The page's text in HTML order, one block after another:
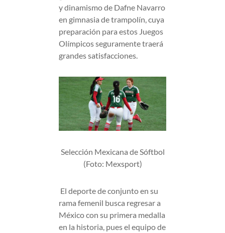
y dinamismo de Dafne Navarro
en gimnasia de trampolín, cuya
preparación para estos Juegos
Olímpicos seguramente traerá
grandes satisfacciones.
Selección Mexicana de Sóftbol
(Foto: Mexsport)
El deporte de conjunto en su
rama femenil busca regresar a
México con su primera medalla
en la historia, pues el equipo de